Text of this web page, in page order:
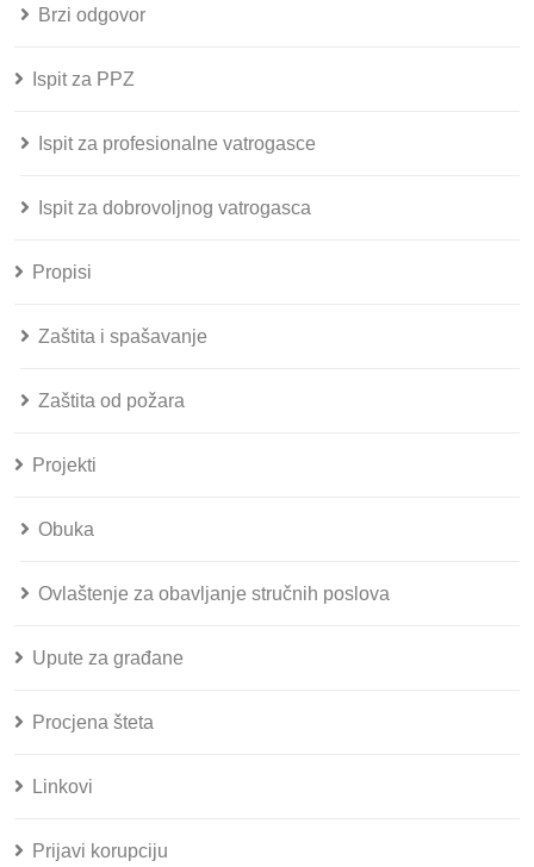
Brzi odgovor
Ispit za PPZ
Ispit za profesionalne vatrogasce
Ispit za dobrovoljnog vatrogasca
Propisi
Zaštita i spašavanje
Zaštita od požara
Projekti
Obuka
Ovlaštenje za obavljanje stručnih poslova
Upute za građane
Procjena šteta
Linkovi
Prijavi korupciju